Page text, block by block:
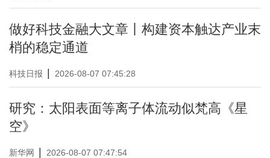
做好科技金融大文章丨构建资本触达产业末
梢的稳定通道
科技日报 2026-08-07 07:45:28
研究：太阳表面等离子体流动似梵高《星
空》
新华网 2026-08-07 07:47:54